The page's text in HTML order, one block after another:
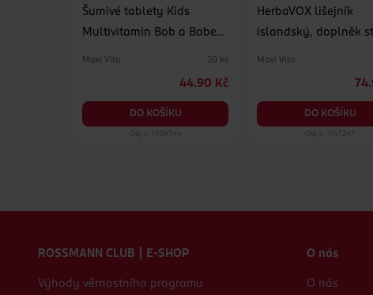
Šumivé tablety Kids
Multivitamin Bob a Bobek,
Maxi Vita 20 ks
44.90 Kč
DO KOŠÍKU
Obj. č.: 1309744
HerbaVOX lišejník
islandský, doplněk
Maxi Vita
DO KOŠÍKU
Obj. č.: 1147247
ROSSMANN CLUB | E-SHOP
Výhody věrnostního programu
O nás
O nás